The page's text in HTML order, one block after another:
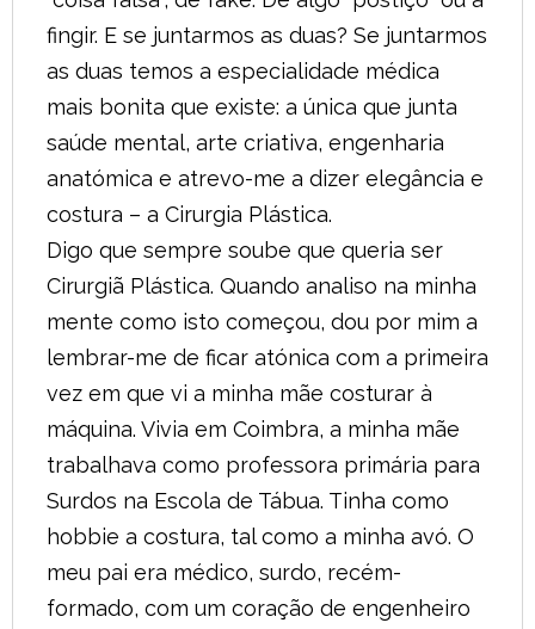
fingir. E se juntarmos as duas? Se juntarmos
as duas temos a especialidade médica
mais bonita que existe: a única que junta
saúde mental, arte criativa, engenharia
anatómica e atrevo-me a dizer elegância e
costura – a Cirurgia Plástica.
Digo que sempre soube que queria ser
Cirurgiã Plástica. Quando analiso na minha
mente como isto começou, dou por mim a
lembrar-me de ficar atónica com a primeira
vez em que vi a minha mãe costurar à
máquina. Vivia em Coimbra, a minha mãe
trabalhava como professora primária para
Surdos na Escola de Tábua. Tinha como
hobbie a costura, tal como a minha avó. O
meu pai era médico, surdo, recém-
formado, com um coração de engenheiro